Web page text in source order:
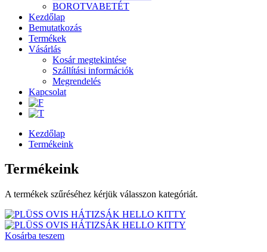
BOROTVABETÉT
Kezdőlap
Bemutatkozás
Termékek
Vásárlás
Kosár megtekintése
Szállítási információk
Megrendelés
Kapcsolat
Kezdőlap
Termékeink
Termékeink
A termékek szűréséhez kérjük válasszon kategóriát.
Kosárba teszem